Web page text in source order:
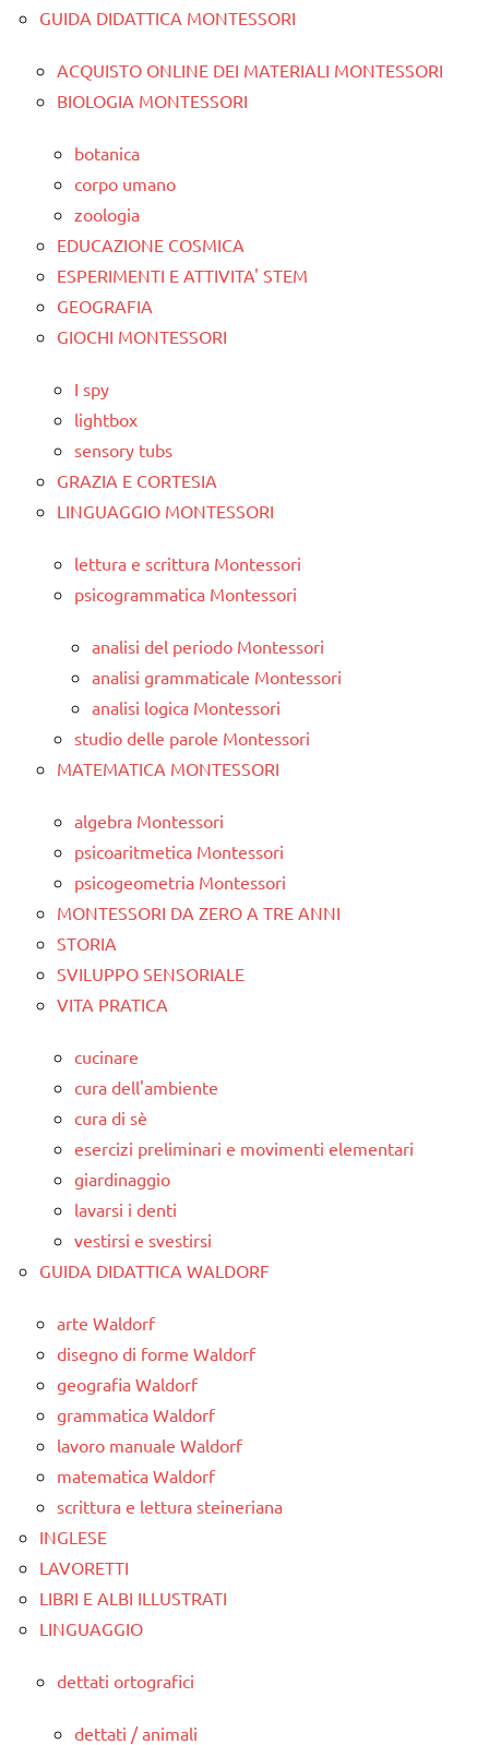
GUIDA DIDATTICA MONTESSORI
ACQUISTO ONLINE DEI MATERIALI MONTESSORI
BIOLOGIA MONTESSORI
botanica
corpo umano
zoologia
EDUCAZIONE COSMICA
ESPERIMENTI E ATTIVITA' STEM
GEOGRAFIA
GIOCHI MONTESSORI
I spy
lightbox
sensory tubs
GRAZIA E CORTESIA
LINGUAGGIO MONTESSORI
lettura e scrittura Montessori
psicogrammatica Montessori
analisi del periodo Montessori
analisi grammaticale Montessori
analisi logica Montessori
studio delle parole Montessori
MATEMATICA MONTESSORI
algebra Montessori
psicoaritmetica Montessori
psicogeometria Montessori
MONTESSORI DA ZERO A TRE ANNI
STORIA
SVILUPPO SENSORIALE
VITA PRATICA
cucinare
cura dell'ambiente
cura di sè
esercizi preliminari e movimenti elementari
giardinaggio
lavarsi i denti
vestirsi e svestirsi
GUIDA DIDATTICA WALDORF
arte Waldorf
disegno di forme Waldorf
geografia Waldorf
grammatica Waldorf
lavoro manuale Waldorf
matematica Waldorf
scrittura e lettura steineriana
INGLESE
LAVORETTI
LIBRI E ALBI ILLUSTRATI
LINGUAGGIO
dettati ortografici
dettati / animali